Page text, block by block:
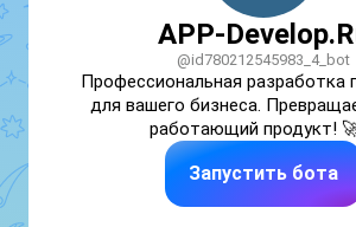
APP-
@id780212545983_4_bot
Профессиональная разработка
для вашего бизнеса.
работающий продукт!
Запустить бота